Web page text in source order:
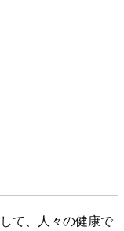
て、人々の健康で